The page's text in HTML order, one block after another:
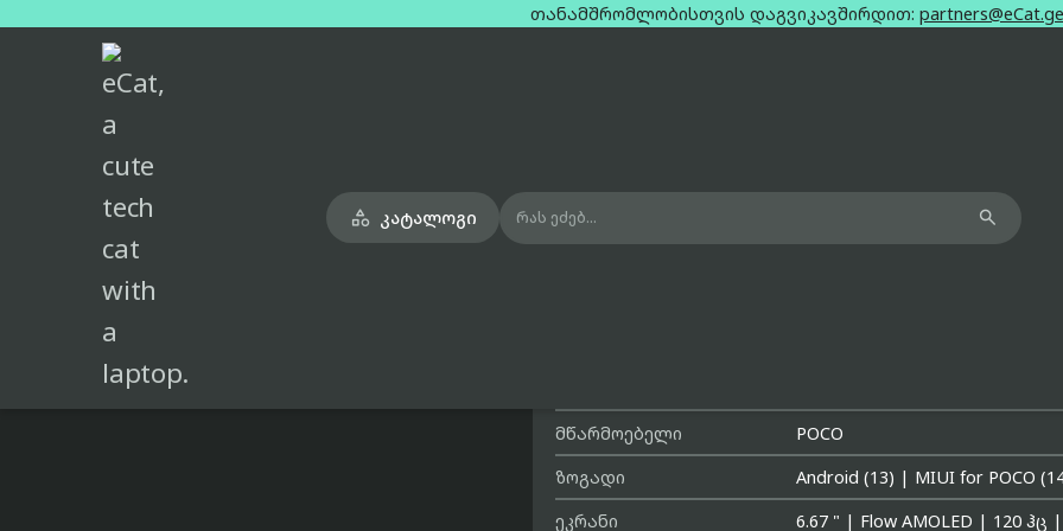
თანამშრომლობისთვის დაგვიკავშირდით: partners@eCat.ge
 კატალოგი 
მთავარი
 
მწარმოებელი
POCO
ზოგადი
Android (13) | MIUI for POCO
ეკრანი
6.67 " | Flow AMOLED | 120 ჰც